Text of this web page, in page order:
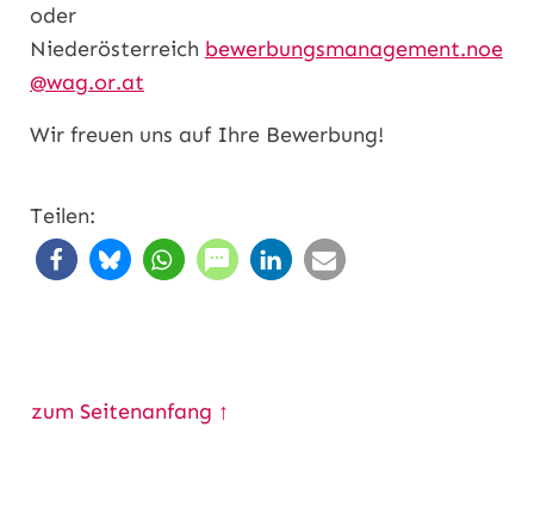
oder
Niederösterreich bewerbungsmanagement.noe
@wag.or.at
Wir freuen uns auf Ihre Bewerbung!
Teilen:
zum Seitenanfang ↑